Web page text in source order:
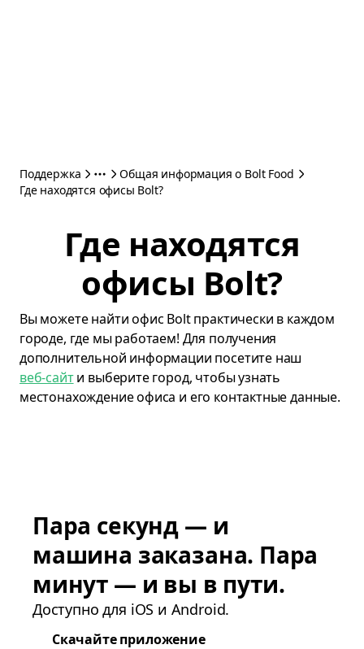
Поддержка
Общая информация о Bolt Food
Где находятся офисы Bolt?
Где находятся
офисы Bolt?
Вы можете найти офис Bolt практически в каждом
городе, где мы работаем! Для получения
дополнительной информации посетите наш
веб-сайти выберите город, чтобы узнать
местонахождение офиса и его контактные данные.
Пара секунд — и
машина заказана. Пара
минут — и вы в пути.
Доступно для iOS и Android.
Скачайте приложение